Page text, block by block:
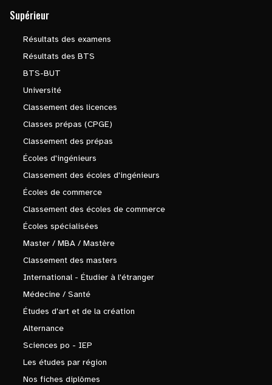
Supérieur
Résultats des examens
Résultats des BTS
BTS-BUT
Université
Classement des licences
Classes prépas (CPGE)
Classement des prépas
Écoles d'ingénieurs
Classement des écoles d'ingénieurs
Écoles de commerce
Classement des écoles de commerce
Écoles spécialisées
Master / MBA / Mastère
Classement des masters
International - Étudier à l'étranger
Médecine / Santé
Études d'art et de la création
Alternance
Sciences po - IEP
Les études par région
Nos fiches diplômes